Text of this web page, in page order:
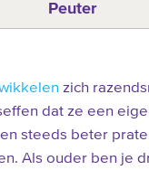
Peuter
zich
dat ze een
steeds beter
Als ouder ben je